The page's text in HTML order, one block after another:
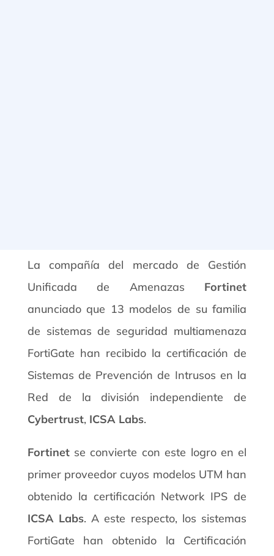
La compañía del mercado de Gestión
Unificada de Amenazas Fortinet
anunciado que 13 modelos de su familia
de sistemas de seguridad multiamenaza
FortiGate han recibido la certificación de
Sistemas de Prevención de Intrusos en la
Red de la división independiente de
Cybertrust, ICSA Labs.
Fortinetse convierte con este logro en el
primer proveedor cuyos modelos UTM han
obtenido la certificación Network IPS de
ICSA Labs. A este respecto, los sistemas
FortiGate han obtenido la Certificación